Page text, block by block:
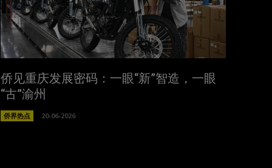
侨见重庆发展密码：一眼“新”智造，一眼
“古”渝州
侨界热点 20-06-2026